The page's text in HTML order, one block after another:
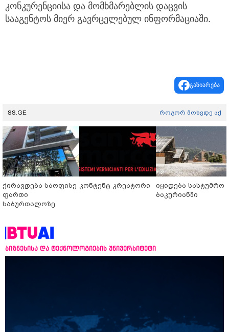
კონკურენციისა და მომხმარებლის დაცვის
სააგენტოს მიერ გავრცელებულ ინფორმაციაში.
გაზიარება
SS.GE როგორ მოხვდე აქ
ქირავდება საოფისე
ფართი
საბურთალოზე
კონტენტ კრეატორი
იყიდება სასტუმრო
ბაკურიანში
ბიზნესისა და ტექნოლოგიების უნივერსიტეტი